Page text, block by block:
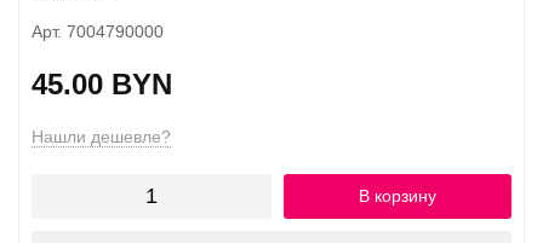
Арт. 7004790000
45.00 BYN
Нашли дешевле?
В корзину